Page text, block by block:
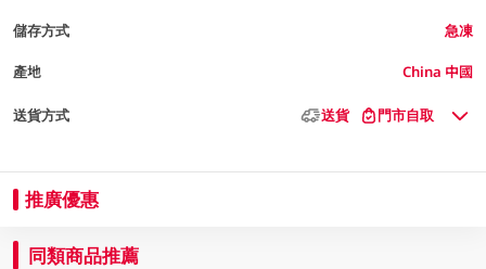
儲存方式 急凍
產地 China 中國
送貨方式 送貨 門市自取
推廣優惠
同類商品推薦